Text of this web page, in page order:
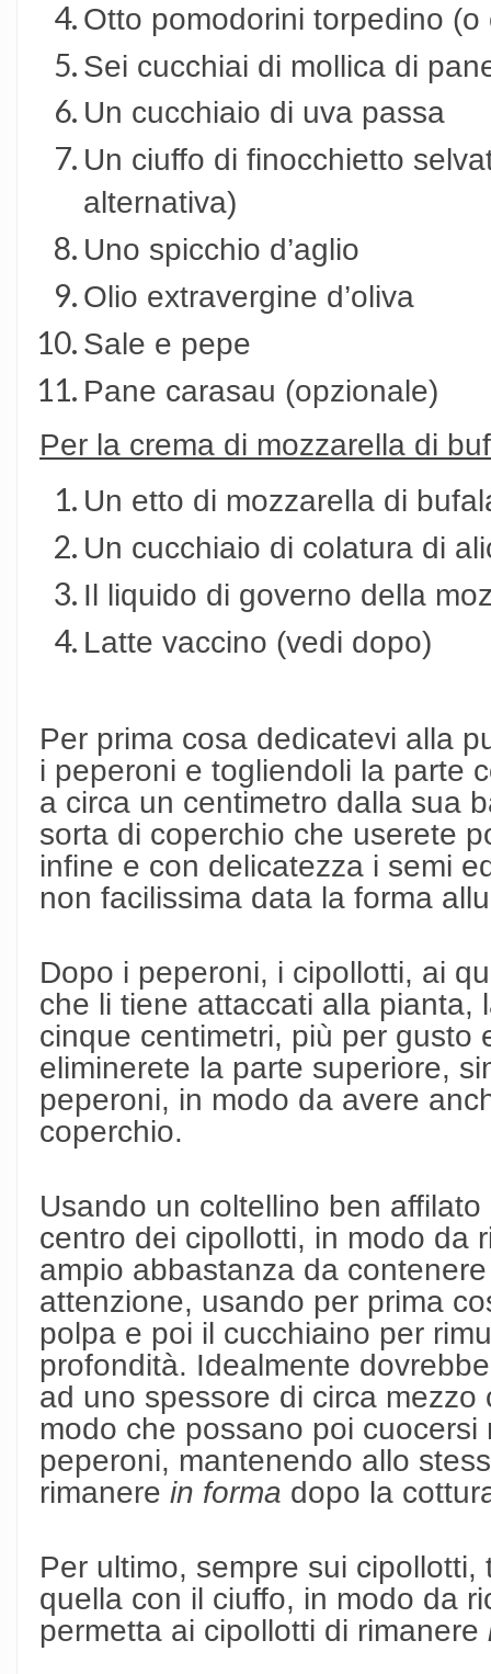
Otto pomodorini torpedino (o
Sei cucchiai di mollica di
Un cucchiaio di uva passa
Un ciuffo di finocchietto
alternativa)
Uno spicchio d’aglio
Olio extravergine d’oliva
Sale e pepe
Pane carasau (opzionale)
Per la crema di mozzarella di
Un etto di mozzarella di
Un cucchiaio di colatura di
Il liquido di governo della
Latte vaccino (vedi dopo)
Per prima cosa dedicatevi alla
i peperoni e togliendoli la parte
a circa un centimetro dalla sua
sorta di coperchio che userete
infine e con delicatezza i semi
non facilissima data la forma
Dopo i peperoni, i cipollotti, ai
che li tiene attaccati alla pianta,
cinque centimetri, più per gusto
eliminerete la parte superiore,
peperoni, in modo da avere
coperchio.
Usando un coltellino ben
centro dei cipollotti, in modo da
ampio abbastanza da
attenzione, usando per prima
polpa e poi il cucchiaino per
profondità. Idealmente
ad uno spessore di circa
modo che possano poi
peperoni, mantenendo allo
rimanere in forma dopo la
Per ultimo, sempre sui
quella con il ciuffo, in modo da
permetta ai cipollotti di rimanere